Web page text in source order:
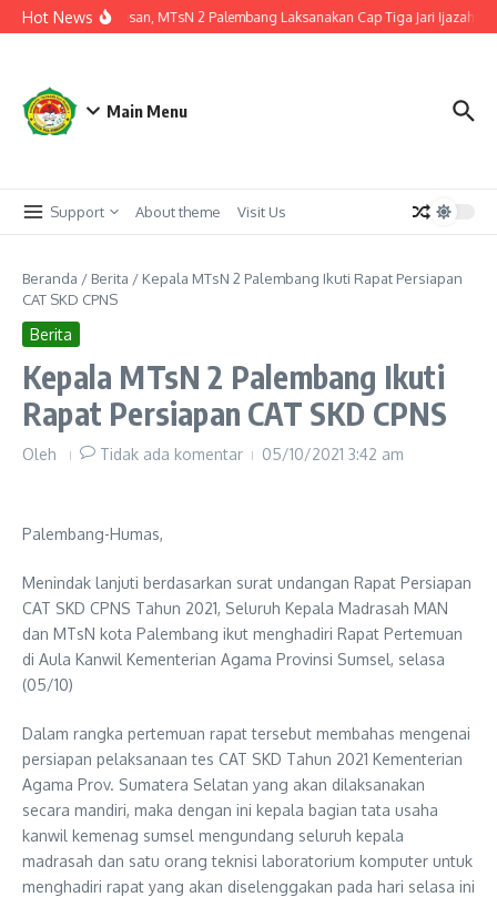
Lewati ke konten
Hot News
Menuju Kelulusan, MTsN 2 Palembang Laksanakan Cap Tiga Jari Ijazah
Main Menu
Support About theme Visit Us
Beranda / Berita / Kepala MTsN 2 Palembang Ikuti Rapat Persiapan
CAT SKD CPNS
Berita
Kepala MTsN 2 Palembang Ikuti
Rapat Persiapan CAT SKD CPNS
Oleh Tidak ada komentar 05/10/2021 3:42 am
Palembang-Humas,
Menindak lanjuti berdasarkan surat undangan Rapat Persiapan
CAT SKD CPNS Tahun 2021, Seluruh Kepala Madrasah MAN
dan MTsN kota Palembang ikut menghadiri Rapat Pertemuan
di Aula Kanwil Kementerian Agama Provinsi Sumsel, selasa
(05/10)
Dalam rangka pertemuan rapat tersebut membahas mengenai
persiapan pelaksanaan tes CAT SKD Tahun 2021 Kementerian
Agama Prov. Sumatera Selatan yang akan dilaksanakan
secara mandiri, maka dengan ini kepala bagian tata usaha
kanwil kemenag sumsel mengundang seluruh kepala
madrasah dan satu orang teknisi laboratorium komputer untuk
menghadiri rapat yang akan diselenggakan pada hari selasa ini